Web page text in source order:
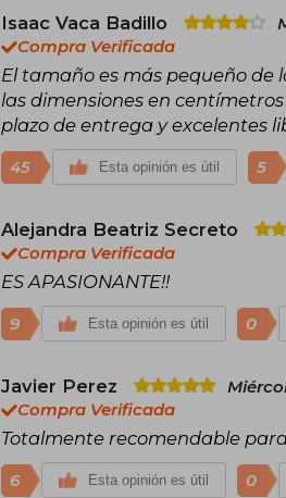
Isaac Vaca Badillo
Compra Verificada
El tamaño es más pequeño de
las dimensiones en
plazo de entrega y excelentes
45 Esta opinión es útil 5
Alejandra Beatriz Secreto
Compra Verificada
ES APASIONANTE!!
9 Esta opinión es útil 0
Javier Perez
Compra Verificada
Totalmente recomendable
6 Esta opinión es útil 0